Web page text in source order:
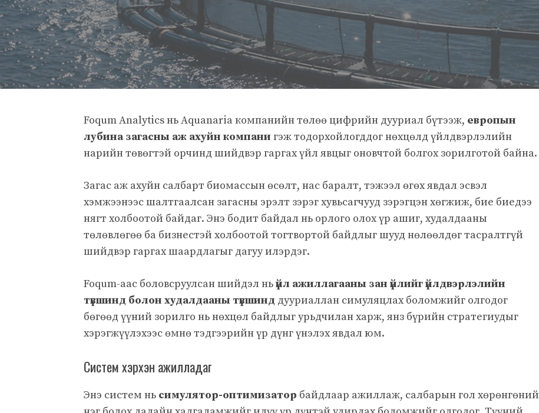
Foqum Analytics нь Aquanaria компанийн төлөө цифрийн дууриал бүтээж, европын
лубина загасны аж ахуйн компани гэж тодорхойлогддог нөхцөлд үйлдвэрлэлийн
нарийн төвөгтэй орчинд шийдвэр гаргах үйл явцыг оновчтой болгох зорилготой байна.
Загас аж ахуйн салбарт биомассын өсөлт, нас баралт, тэжээл өгөх явдал эсвэл
хэмжээнээс шалтгаалсан загасны эрэлт зэрэг хувьсагчууд зэрэгцэн хөгжиж, бие биедээ
нягт холбоотой байдаг. Энэ бодит байдал нь орлого олох үр ашиг, худалдааны
төлөвлөгөө ба бизнестэй холбоотой тогтвортой байдлыг шууд нөлөөлдөг тасралтгүй
шийдвэр гаргах шаардлагыг дагуу илэрдэг.
Foqum-аас боловсруулсан шийдэл ньүйл ажиллагааны зан үйлийг үйлдвэрлэлийн
түвшинд болон худалдааны түвшинд дууриаллан симуляцлах боломжийг олгодог
бөгөөд үүний зорилго нь нөхцөл байдлыг урьдчилан харж, янз бүрийн стратегиудыг
хэрэгжүүлэхээс өмнө тэдгээрийн үр дүнг үнэлэх явдал юм.
Систем хэрхэн ажилладаг
Энэ систем нь симулятор-оптимизатор байдлаар ажиллаж, салбарын гол хөрөнгөний